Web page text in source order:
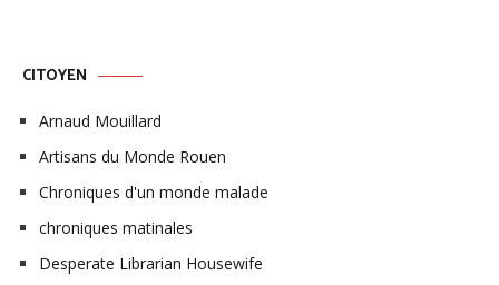
CITOYEN
Arnaud Mouillard
Artisans du Monde Rouen
Chroniques d'un monde malade
chroniques matinales
Desperate Librarian Housewife